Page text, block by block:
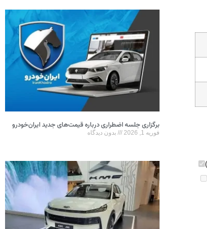
برگزاری جلسه اضطراری درباره قیمت‌های جدید ایران‌خودرو
فوریه 1, 2026 بدون دیدگاه